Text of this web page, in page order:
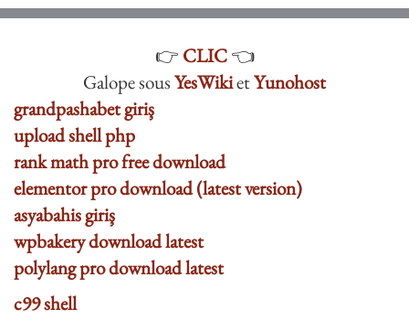
👉 CLIC👈
Galope sousYesWikietYunohost
grandpashabet giriş
upload shell php
rank math pro free download
elementor pro download (latest version)
asyabahis giriş
wpbakery download latest
polylang pro download latest
c99 shell